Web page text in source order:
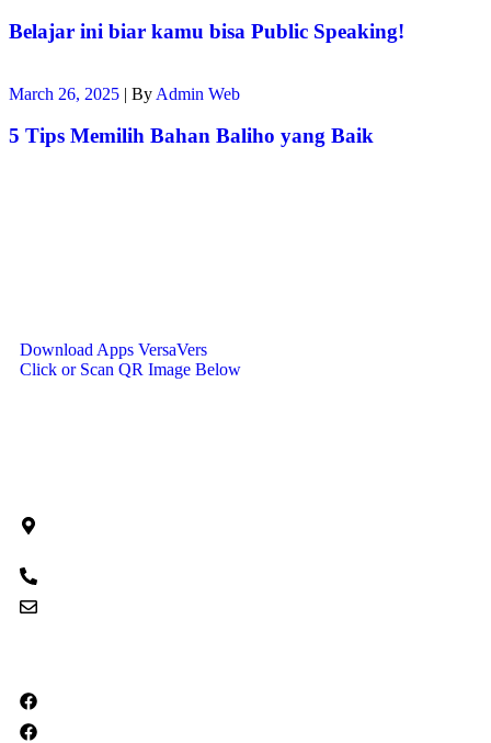
Belajar ini biar kamu bisa Public Speaking!
March 26, 2025 | By Admin Web
5 Tips Memilih Bahan Baliho yang Baik
Download Apps VersaVers
Click or Scan QR Image Below